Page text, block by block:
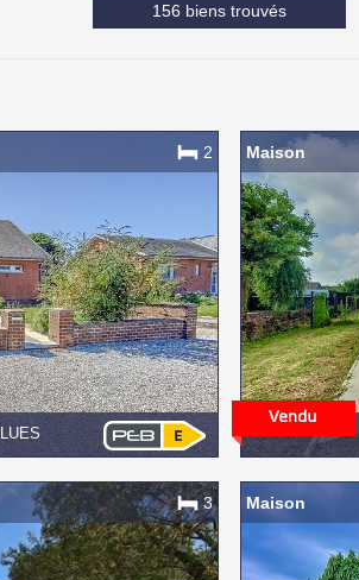
156 biens trouvés
2 Maison
3 Maison